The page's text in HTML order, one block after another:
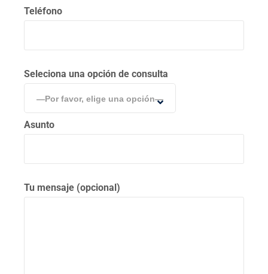
Teléfono
Seleciona una opción de consulta
—Por favor, elige una opción—
Asunto
Tu mensaje (opcional)